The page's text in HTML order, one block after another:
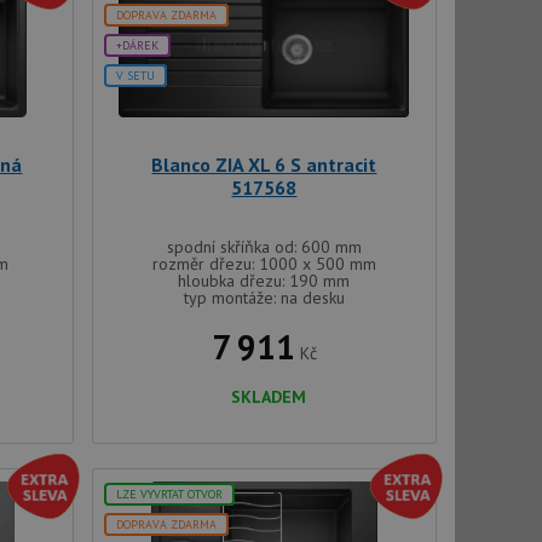
DOPRAVA ZDARMA
+DÁREK
V SETU
Blanco ZIA XL 6 S antracit
517568
spodní skříňka od: 600 mm
rozměr dřezu: 1000 x 500 mm
hloubka dřezu: 190 mm
typ montáže: na desku
7 911 Kč
SKLADEM
LZE VYVRTAT OTVOR
DOPRAVA ZDARMA
na trvání s
pokud je nalezen
použit jako pro
Script.com
- což je
Tento soubor
a
relace.
uživatele a
že jejich